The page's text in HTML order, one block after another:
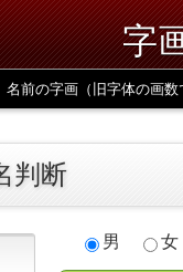
字
前の字画（旧字体の画
判断
男 女